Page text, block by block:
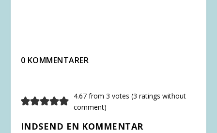
0 KOMMENTARER
4.67 from 3 votes (3 ratings without
comment)
INDSEND EN KOMMENTAR